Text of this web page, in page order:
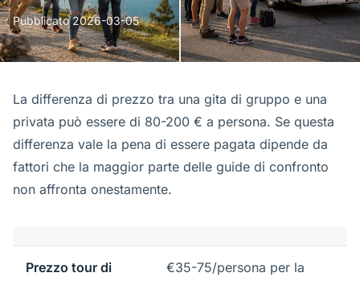
Pubblicato2026-03-05
La differenza di prezzo tra una gita di gruppo e una
privata può essere di 80-200 € a persona. Se questa
differenza vale la pena di essere pagata dipende da
fattori che la maggior parte delle guide di confronto
non affronta onestamente.
Prezzo tour di
€35-75/persona per la